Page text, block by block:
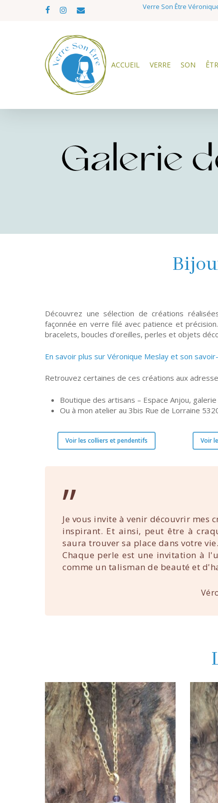
facebookinstagram
email
Verre Son Être
ACCUEIL VERRE SON
Galerie
Découvrez une sélection de créations
façonnée en verre filé avec patience et
bracelets, boucles d’oreilles, perles et objets
En savoir plus sur Véronique Meslay et son
Retrouvez certaines de ces créations aux
Boutique des artisans – Espace Anjou, galerie
Ou à mon atelier au 3bis Rue de Lorraine
Voir les colliers et pendentifs Voir
”
Je vous invite à venir découvrir mes
inspirant. Et ainsi, peut être à
saura trouver sa place dans votre vie.
Chaque perle est une invitation à
comme un talisman de beauté et